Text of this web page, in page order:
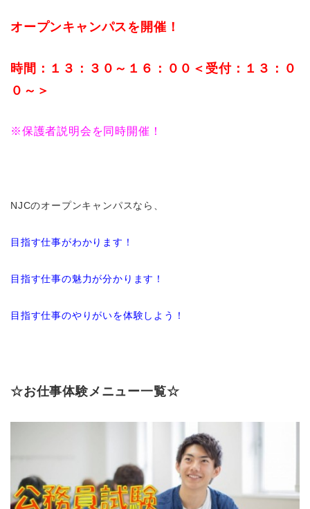
オープンキャンパスを開催！
時間：１３：３０～１６：００＜受付：１３：０
０～＞
※保護者説明会を同時開催！
NJCのオープンキャンパスなら、
目指す仕事がわかります！
目指す仕事の魅力が分かります！
目指す仕事のやりがいを体験しよう！
☆お仕事体験メニュー一覧☆